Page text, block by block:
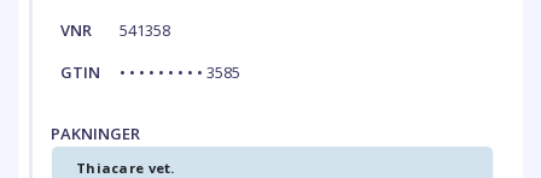
VNR
541358
GTIN
• • • • • • • • • 3585
PAKNINGER
Thiacare vet.